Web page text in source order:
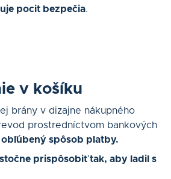
pocit bezpečia.
v košíku
brány v dizajne nákupného
prostredníctvom bankových
spôsob platby.
prispôsobiť tak, aby ladil s